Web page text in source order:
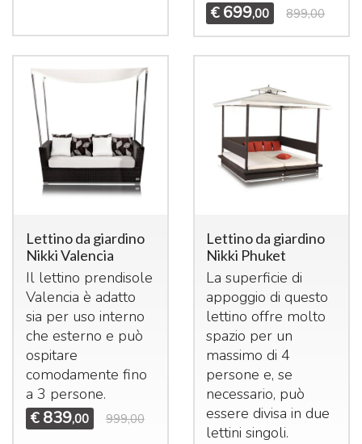
€ 699,00 899,00
Lettino da giardino
Nikki Valencia
Il lettino prendisole
Valencia è adatto
sia per uso interno
che esterno e può
ospitare
comodamente fino
a 3 persone.
€ 839,00 999,00
Lettino da giardino
Nikki Phuket
La superficie di
appoggio di questo
lettino offre molto
spazio per un
massimo di 4
persone e, se
necessario, può
essere divisa in due
lettini singoli.